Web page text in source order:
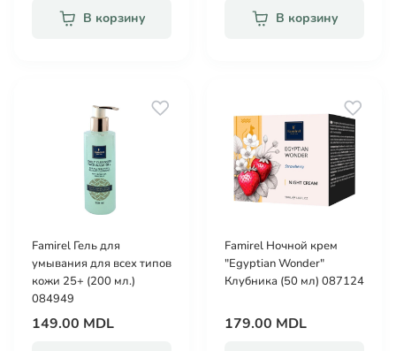
В корзину В корзину
Famirel Гель для
умывания для всех типов
кожи 25+ (200 мл.)
084949
149.00 MDL
Famirel Ночной крем
"Egyptian Wonder"
Клубника (50 мл) 087124
179.00 MDL